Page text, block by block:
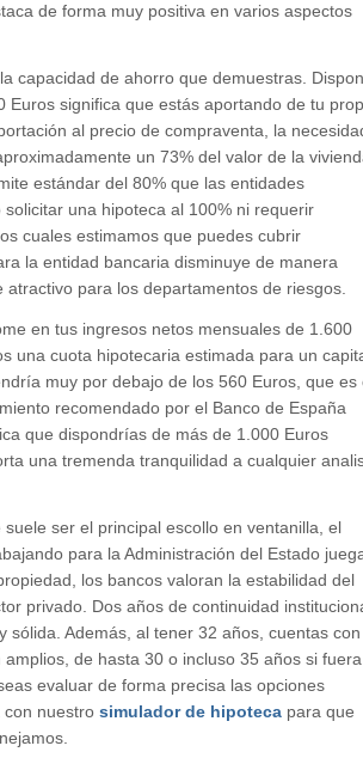
de forma muy positiva en varios aspectos
capacidad de ahorro que demuestras.
significa que estás aportando de tu
al precio de compraventa, la
un 73% del valor de la
estándar del 80% que las entidades
una hipoteca al 100% ni requerir
cuales estimamos que puedes cubrir
la entidad bancaria disminuye de manera
para los departamentos de riesgos.
en tus ingresos netos mensuales de 1.600
una cuota hipotecaria estimada para un
muy por debajo de los 560 Euros, que es
recomendado por el Banco de España
que dispondrías de más de 1.000 Euros
una tremenda tranquilidad a cualquier
ser el principal escollo en ventanilla, el
para la Administración del Estado
los bancos valoran la estabilidad del
privado. Dos años de continuidad
Además, al tener 32 años, cuentas con
de hasta 30 o incluso 35 años si fuera
evaluar de forma precisa las opciones
con nuestro simulador de hipoteca para que